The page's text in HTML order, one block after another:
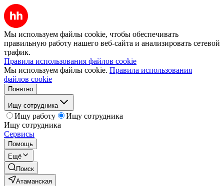
Мы используем файлы cookie, чтобы обеспечивать
правильную работу нашего веб-сайта и анализировать сетевой
трафик.
Правила использования файлов cookie
Мы используем файлы cookie. Правила использования
файлов cookie
Понятно
Ищу сотрудника
Ищу работу
Ищу сотрудника
Ищу сотрудника
Сервисы
Помощь
Ещё
Поиск
Атаманская